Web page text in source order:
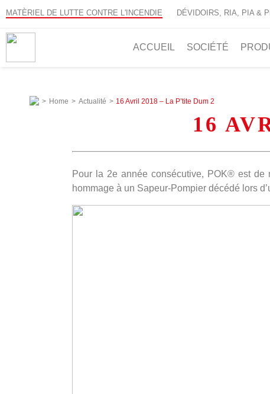
MATÈRIEL DE LUTTE CONTRE L'INCENDIE DÉVIDOIRS, RIA, PIA &
ACCUEIL SOCIÉTÉ
> Home > Actualité > 16 Avril 2018 – La P’tite Dum 2
16
Pour la 2e année consécutive, POK® est de
hommage à un Sapeur-Pompier décédé lors